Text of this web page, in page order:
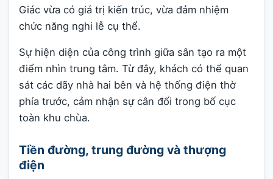
Giác vừa có giá trị kiến trúc, vừa đảm nhiệm
chức năng nghi lễ cụ thể.
Sự hiện diện của công trình giữa sân tạo ra một
điểm nhìn trung tâm. Từ đây, khách có thể quan
sát các dãy nhà hai bên và hệ thống điện thờ
phía trước, cảm nhận sự cân đối trong bố cục
toàn khu chùa.
Tiền đường, trung đường và thượng
điện